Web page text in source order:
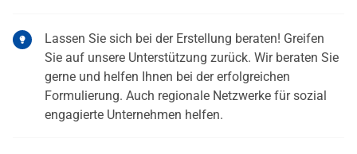
Lassen Sie sich bei der Erstellung beraten! Greifen
Sie auf unsere Unterstützung zurück. Wir beraten Sie
gerne und helfen Ihnen bei der erfolgreichen
Formulierung. Auch regionale Netzwerke für sozial
engagierte Unternehmen helfen.